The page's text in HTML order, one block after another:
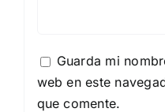
Guarda mi
web en este
que comente.